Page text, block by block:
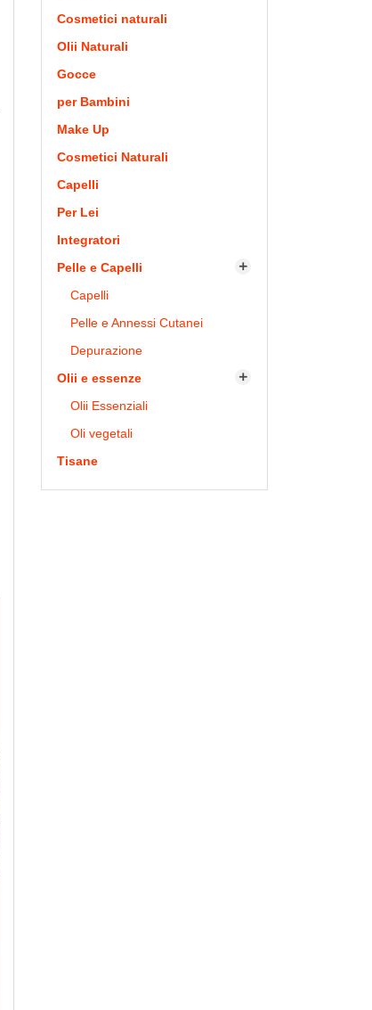
Cosmetici naturali
Olii Naturali
Gocce
per Bambini
Make Up
Cosmetici Naturali
Capelli
Per Lei
Integratori
Pelle e Capelli

Capelli
Pelle e Annessi Cutanei
Depurazione
Olii e essenze

Olii Essenziali
Oli vegetali
Tisane